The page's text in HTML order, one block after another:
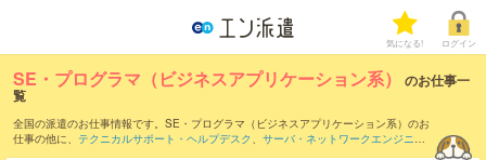
気になる! ログイン
SE・プログラマ（ビジネスアプリケーション系） のお仕事一
覧
全国の派遣のお仕事情報です。SE・プログラマ（ビジネスアプリケーション系）のお
仕事の他に、 テクニカルサポート・ヘルプデスク 、 サーバ・ネットワークエンジニア